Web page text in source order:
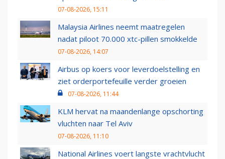
07-08-2026, 15:11
Malaysia Airlines neemt maatregelen
nadat piloot 70.000 xtc-pillen smokkelde
07-08-2026, 14:07
Airbus op koers voor leverdoelstelling en
ziet orderportefeuille verder groeien
07-08-2026, 11:44
KLM hervat na maandenlange opschorting
vluchten naar Tel Aviv
07-08-2026, 11:10
National Airlines voert langste vrachtvlucht